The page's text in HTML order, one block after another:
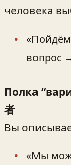
человека
вопрос
Полка
者
Вы
«Мы